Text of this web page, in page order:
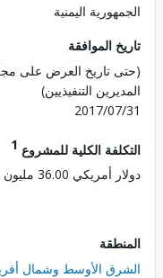
اليمنية
الموافقة
تاريخ العرض على مجلس
التنفيذيين)
2017/
الكلية للمشروع1
36.00 مليون
الأوسط وشمال أفريقيا